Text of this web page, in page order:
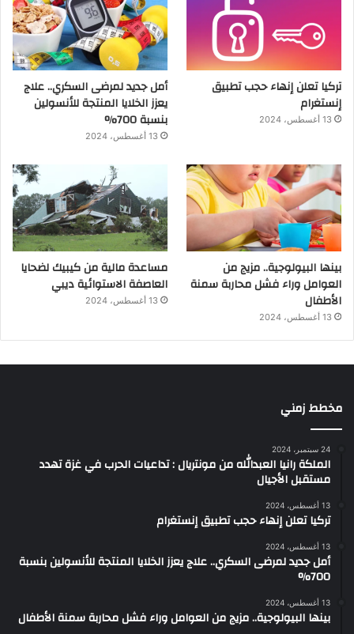
تركيا تعلن إنهاء حجب تطبيق
إنستغرام
13 أغسطس، 2024
أمل جديد لمرضى السكري.. علاج
يعزز الخلايا المنتجة للأنسولين
بنسبة 700%
13 أغسطس، 2024
بينها البيولوجية.. مزيج من
العوامل وراء فشل محاربة سمنة
الأطفال
13 أغسطس، 2024
مساعدة مالية من كيبيك لضحايا
العاصفة الاستوائية ديبي
13 أغسطس، 2024
مخطط زمني
24 سبتمبر، 2024
الملكة رانيا العبدالله من مونتريال : تداعيات الحرب في غزة تهدد
مستقبل الأجيال
13 أغسطس، 2024
تركيا تعلن إنهاء حجب تطبيق إنستغرام
13 أغسطس، 2024
أمل جديد لمرضى السكري.. علاج يعزز الخلايا المنتجة للأنسولين بنسبة
700%
13 أغسطس، 2024
بينها البيولوجية.. مزيج من العوامل وراء فشل محاربة سمنة الأطفال